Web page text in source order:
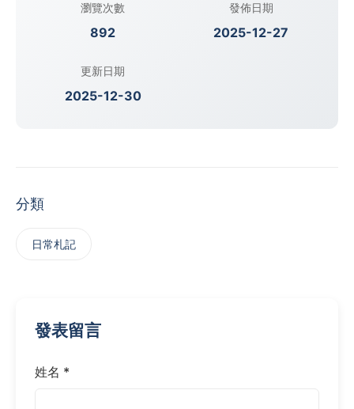
瀏覽次數
892
發佈日期
2025-12-27
更新日期
2025-12-30
分類
日常札記
發表留言
姓名 *